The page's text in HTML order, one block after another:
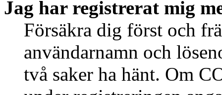
Jag har registrerat mig
Försäkra dig först och
användarnamn och
två saker ha hänt. Om